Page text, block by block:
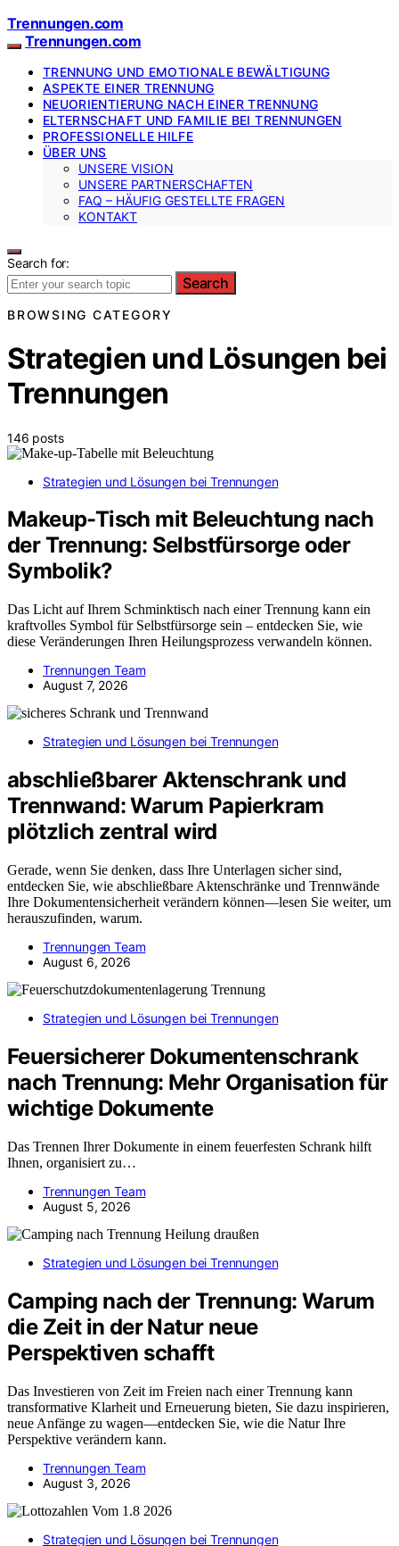
Trennungen.com
Trennungen.com
TRENNUNG UND EMOTIONALE BEWÄLTIGUNG
ASPEKTE EINER TRENNUNG
NEUORIENTIERUNG NACH EINER TRENNUNG
ELTERNSCHAFT UND FAMILIE BEI TRENNUNGEN
PROFESSIONELLE HILFE
ÜBER UNS
UNSERE VISION
UNSERE PARTNERSCHAFTEN
FAQ – HÄUFIG GESTELLTE FRAGEN
KONTAKT
Search for:
Search
BROWSING CATEGORY
Strategien und Lösungen bei
Trennungen
146 posts
Strategien und Lösungen bei Trennungen
Makeup-Tisch mit Beleuchtung nach
der Trennung: Selbstfürsorge oder
Symbolik?
Das Licht auf Ihrem Schminktisch nach einer Trennung kann ein
kraftvolles Symbol für Selbstfürsorge sein – entdecken Sie, wie
diese Veränderungen Ihren Heilungsprozess verwandeln können.
Trennungen Team
August 7, 2026
Strategien und Lösungen bei Trennungen
abschließbarer Aktenschrank und
Trennwand: Warum Papierkram
plötzlich zentral wird
Gerade, wenn Sie denken, dass Ihre Unterlagen sicher sind,
entdecken Sie, wie abschließbare Aktenschränke und Trennwände
Ihre Dokumentensicherheit verändern können—lesen Sie weiter, um
herauszufinden, warum.
Trennungen Team
August 6, 2026
Strategien und Lösungen bei Trennungen
Feuersicherer Dokumentenschrank
nach Trennung: Mehr Organisation für
wichtige Dokumente
Das Trennen Ihrer Dokumente in einem feuerfesten Schrank hilft
Ihnen, organisiert zu…
Trennungen Team
August 5, 2026
Strategien und Lösungen bei Trennungen
Camping nach der Trennung: Warum
die Zeit in der Natur neue
Perspektiven schafft
Das Investieren von Zeit im Freien nach einer Trennung kann
transformative Klarheit und Erneuerung bieten, Sie dazu inspirieren,
neue Anfänge zu wagen—entdecken Sie, wie die Natur Ihre
Perspektive verändern kann.
Trennungen Team
August 3, 2026
Strategien und Lösungen bei Trennungen